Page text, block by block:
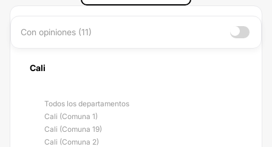
Con opiniones (11)
Cali
Todos los departamentos
Cali (Comuna 1)
Cali (Comuna 19)
Cali (Comuna 2)